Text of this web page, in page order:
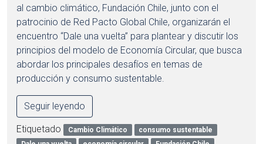
al cambio climático, Fundación Chile, junto con el
patrocinio de Red Pacto Global Chile, organizarán el
encuentro “Dale una vuelta” para plantear y discutir los
principios del modelo de Economía Circular, que busca
abordar los principales desafíos en temas de
producción y consumo sustentable.
Seguir leyendo
Etiquetado Cambio Climático
consumo sustentable